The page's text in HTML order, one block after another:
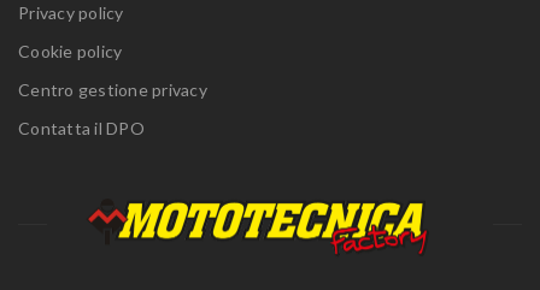
Privacy policy
Cookie policy
Centro gestione privacy
Contatta il DPO